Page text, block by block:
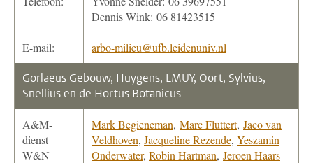
Dennis Wink: 06 81423515
E-mail: arbo-milieu@ufb.leidenuniv.nl
Gorlaeus Gebouw, Huygens, LMUY, Oort, Sylvius,
Snellius en de Hortus Botanicus
A&M-
dienst
W&N
Mark Begieneman, Marc Fluttert, Jaco van
Veldhoven, Jacqueline Rezende, Yeszamin
Onderwater, Robin Hartman, Jeroen Haars